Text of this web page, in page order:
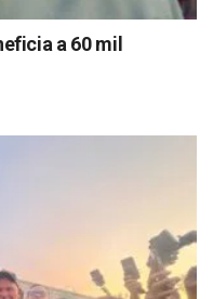
a 60 mil